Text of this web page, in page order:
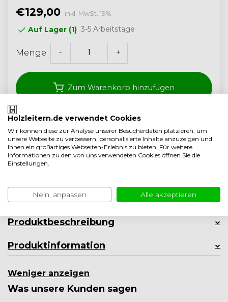
€129,00 inkl. MwSt. 19%
Auf Lager (1) 3-5 Arbeitstage
Menge - +
Zum Warenkorb hinzufügen
Kostenloser Versand ab 350,- (<40 kg)
Handwerksqualität aus den Niederlanden
5 Jahre garantie
Eigenschaften
Produktbeschreibung
Produktinformation
Weniger anzeigen
Was unsere Kunden sagen
Holzleitern.de verwendet Cookies
Wir können diese zur Analyse unserer Besucherdaten platzieren, um
unsere Webseite zu verbessern, personalisierte Inhalte anzuzeigen und
Ihnen ein großartiges Webseiten-Erlebnis zu bieten. Für weitere
Informationen zu den von uns verwendeten Cookies öffnen Sie die
Einstellungen.
Nein, anpassen Alle akzeptieren